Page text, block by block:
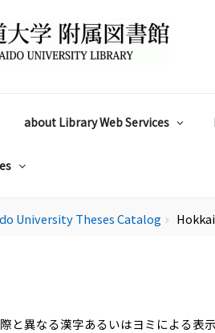
about Library Web Services
University Theses Catalog chevron_right
と異なる漢字あるいはヨミによる表